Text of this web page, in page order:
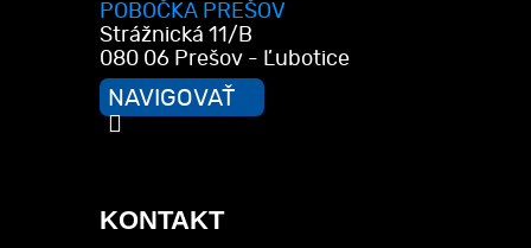
POBOČKA PREŠOV
Strážnická 11/B
080 06 Prešov - Ľubotice
NAVIGOVAŤ
KONTAKT